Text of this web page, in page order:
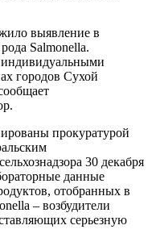
выявление в
Salmonella.
индивидуальными
городов Сухой
прокуратурой
30 декабря
данные
отобранных в
– возбудители
серьезную